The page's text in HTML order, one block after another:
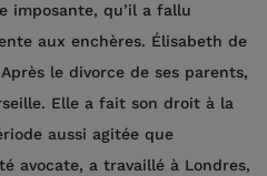
imposante, qu’il a fallu
aux enchères. Élisabeth de
le divorce de ses parents,
Elle a fait son droit à la
aussi agitée que
avocate, a travaillé à Londres,